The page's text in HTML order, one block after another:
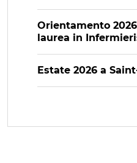
Orientamento
laurea in
Estate 2026 a